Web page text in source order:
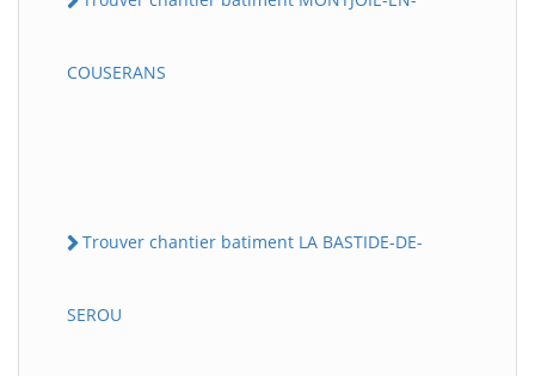
COUSERANS
Trouver chantier batiment LA BASTIDE-DE-
SEROU